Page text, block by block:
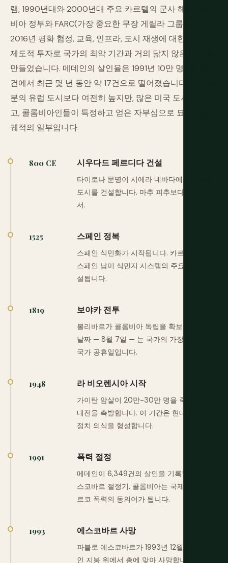
램, 1990년대와 2000년대 주요 카르텔의 군사 해체, 콜롬
비아 정부와 FARC(가장 중요한 무장 게릴라 그룹) 간의
2016년 평화 협정, 교육, 인프라, 도시 재생에 대한 20년의
제도적 투자로 국가의 최악 기간과 거의 닮지 않은 나라를
만들었습니다. 메데인의 살인율은 1991년 10만 명당 6,349
건에서 최근 몇 년 동안 약 17건으로 떨어졌습니다 — 대부
분의 유럽 도시보다 여전히 높지만, 많은 미국 도시보다 낮
고, 콜롬비아인들이 특정하고 얻은 자부심으로 묘사하는
궤적의 일부입니다.
800 CE 시우다드 페르디다 건설
타이로나 문명이 시에라 네바다에 잃어버린
도시를 건설합니다. 마추 피추보다 6세기 앞
서.
1525 스페인 정복
스페인 식민화가 시작됩니다. 카르타헤나가
스페인 남미 식민지 시스템의 주요 항구로 건
설됩니다.
1819 보야카 전투
볼리바르가 콜롬비아 독립을 확보합니다. 이
날짜 — 8월 7일 — 는 국가의 가장 축하되는
국가 공휴일입니다.
1948 라 비오렌시아 시작
가이탄 암살이 20만-30만 명을 죽인 10년
내전을 촉발합니다. 이 기간은 현대 콜롬비아
정치 의식을 형성합니다.
1991 폭력 절정
메데인이 6,349건의 살인을 기록합니다. 에
스코바르 절정기. 콜롬비아는 국제적으로 나
르코 폭력의 동의어가 됩니다.
1993 에스코바르 사망
파블로 에스코바르가 1993년 12월 2일 메데
인 지붕 위에서 총에 맞아 사망합니다. 그의